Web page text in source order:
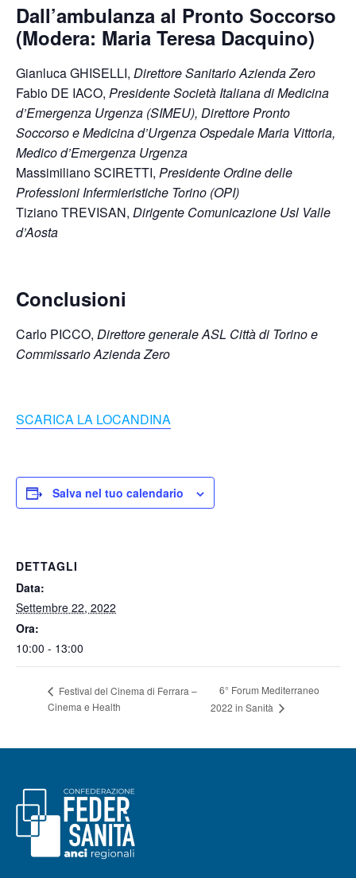
Dall’ambulanza al Pronto Soccorso
(Modera: Maria Teresa Dacquino)
Gianluca GHISELLI, Direttore Sanitario Azienda Zero
Fabio DE IACO, Presidente Società Italiana di Medicina
d’Emergenza Urgenza (SIMEU), Direttore Pronto
Soccorso e Medicina d’Urgenza Ospedale Maria Vittoria,
Medico d’Emergenza Urgenza
Massimiliano SCIRETTI, Presidente Ordine delle
Professioni Infermieristiche Torino (OPI)
Tiziano TREVISAN, Dirigente Comunicazione Usl Valle
d’Aosta
Conclusioni
Carlo PICCO, Direttore generale ASL Città di Torino e
Commissario Azienda Zero
SCARICA LA LOCANDINA
Salva nel tuo calendario
DETTAGLI
Data:
Settembre 22, 2022
Ora:
10:00 - 13:00
Festival del Cinema di Ferrara –
Cinema e Health
6° Forum Mediterraneo
2022 in Sanità